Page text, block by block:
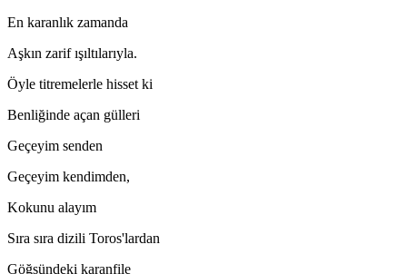
En karanlık zamanda
Aşkın zarif ışıltılarıyla.
Öyle titremelerle hisset ki
Benliğinde açan gülleri
Geçeyim senden
Geçeyim kendimden,
Kokunu alayım
Sıra sıra dizili Toros'lardan
Göğsündeki karanfile